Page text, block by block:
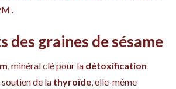
.
des graines de sésame
, minéral clé pour la détoxification
de la thyroïde, elle-même